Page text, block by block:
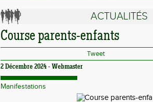
ACTUALITÉS
Course parents-enfants
Tweet
2 Décembre 2024 - Webmaster
Manifestations